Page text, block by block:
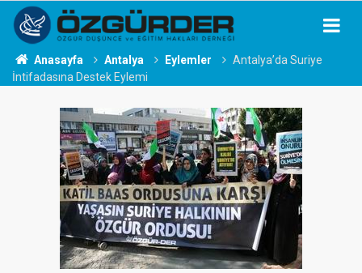
Anasayfa Antalya Eylemler
Antalya’da Suriye
İntifadasına Destek Eylemi